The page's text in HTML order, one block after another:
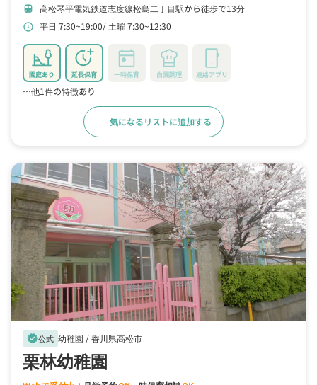
train 高松琴平電気鉄道志度線松島二丁目駅から徒歩で13分
schedule 平日 7:30~19:00 土曜 7:30~12:30
園庭あり 延長保育 一時保育 自園調理 連絡アプリ
…他1件の特徴あり
気になるリストに追加する
verified公式 幼稚園 /香川県高松市
栗林幼稚園